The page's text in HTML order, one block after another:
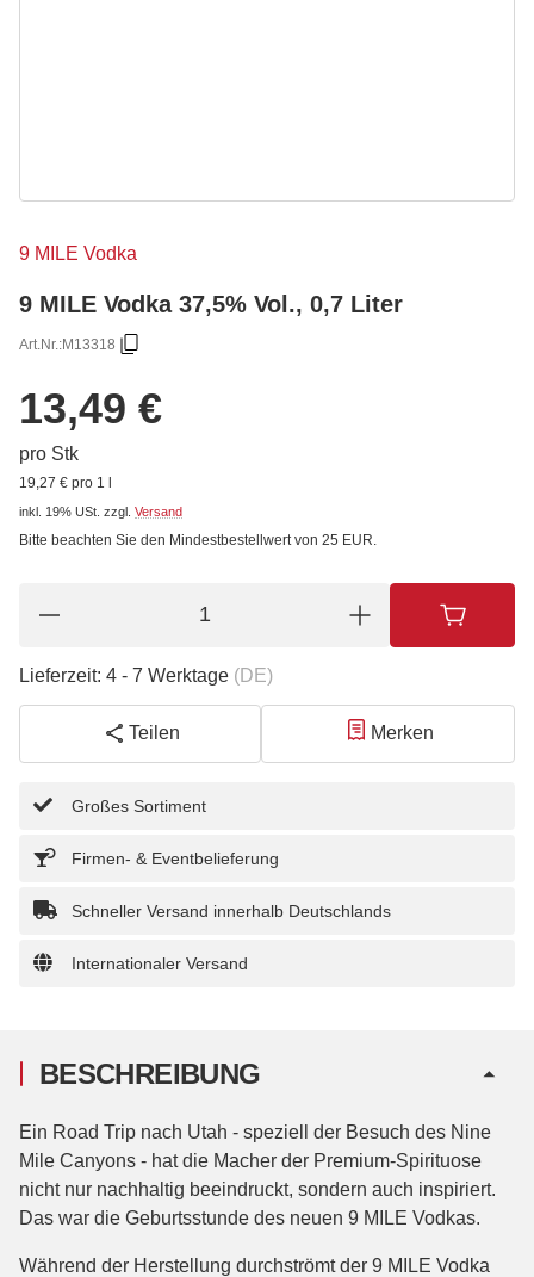
9 MILE Vodka
9 MILE Vodka 37,5% Vol., 0,7 Liter
Art.Nr.:M13318
13,49 €
pro Stk
19,27 € pro 1 l
inkl. 19% USt. zzgl. Versand
Bitte beachten Sie den Mindestbestellwert von 25 EUR.
Lieferzeit: 4 - 7 Werktage (DE)
Teilen Merken
Großes Sortiment
Firmen- & Eventbelieferung
Schneller Versand innerhalb Deutschlands
Internationaler Versand
BESCHREIBUNG
Ein Road Trip nach Utah - speziell der Besuch des Nine
Mile Canyons - hat die Macher der Premium-Spirituose
nicht nur nachhaltig beeindruckt, sondern auch inspiriert.
Das war die Geburtsstunde des neuen 9 MILE Vodkas.
Während der Herstellung durchströmt der 9 MILE Vodka